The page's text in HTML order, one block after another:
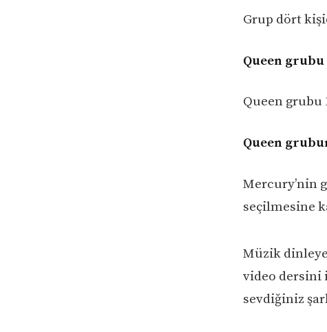
Grup dört
Queen
Queen
Queen
Mercury’nin
seçilmesine
Müzik
video dersini
sevdiğiniz